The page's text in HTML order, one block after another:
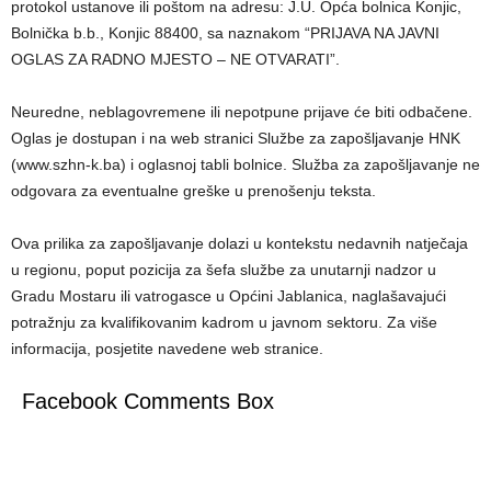
protokol ustanove ili poštom na adresu: J.U. Opća bolnica Konjic,
Bolnička b.b., Konjic 88400, sa naznakom “PRIJAVA NA JAVNI
OGLAS ZA RADNO MJESTO – NE OTVARATI”.
Neuredne, neblagovremene ili nepotpune prijave će biti odbačene.
Oglas je dostupan i na web stranici Službe za zapošljavanje HNK
(www.szhn-k.ba) i oglasnoj tabli bolnice. Služba za zapošljavanje ne
odgovara za eventualne greške u prenošenju teksta.
Ova prilika za zapošljavanje dolazi u kontekstu nedavnih natječaja
u regionu, poput pozicija za šefa službe za unutarnji nadzor u
Gradu Mostaru ili vatrogasce u Općini Jablanica, naglašavajući
potražnju za kvalifikovanim kadrom u javnom sektoru. Za više
informacija, posjetite navedene web stranice.
Facebook Comments Box